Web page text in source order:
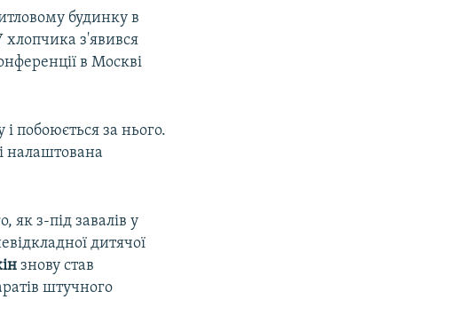
будинку в
хлопчика з'явився
в Москві
побоюється за нього.
налаштована
як з-під завалів у
дитячої
знову став
штучного